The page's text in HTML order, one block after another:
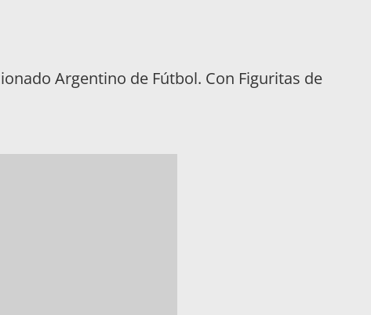
Argentino de Fútbol. Con Figuritas de